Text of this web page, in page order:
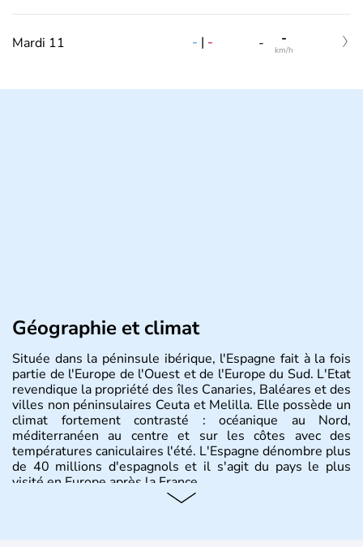
Mardi 11 - | - - -
km/h
Géographie et climat
Située dans la péninsule ibérique, l'Espagne fait à la fois
partie de l'Europe de l'Ouest et de l'Europe du Sud. L'Etat
revendique la propriété des îles Canaries, Baléares et des
villes non péninsulaires Ceuta et Melilla. Elle possède un
climat fortement contrasté : océanique au Nord,
méditerranéen au centre et sur les côtes avec des
températures caniculaires l'été. L'Espagne dénombre plus
de 40 millions d'espagnols et il s'agit du pays le plus
visité en Europe après la France.